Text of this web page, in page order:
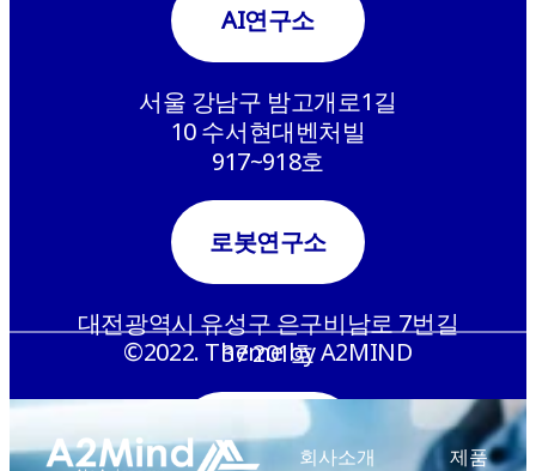
AI연구소
서울 강남구 밤고개로1길
10 수서현대벤처빌
917~918호
로봇연구소
대전광역시 유성구 은구비남로 7번길
37 201호
메카센터(생산)
©2022. Theme by A2MIND
회사소개 제품